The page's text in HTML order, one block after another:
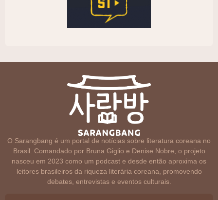
O Sarangbang é um portal de notícias sobre literatura coreana no
Brasil. Comandado por Bruna Giglio e Denise Nobre, o projeto
nasceu em 2023 como um podcast e desde então aproxima os
leitores brasileiros da riqueza literária coreana, promovendo
debates, entrevistas e eventos culturais.